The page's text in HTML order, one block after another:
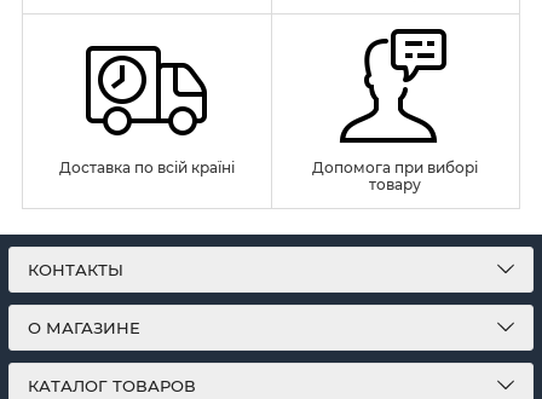
Доставка по всій країні
Допомога при виборі
товару
КОНТАКТЫ
О МАГАЗИНЕ
КАТАЛОГ ТОВАРОВ